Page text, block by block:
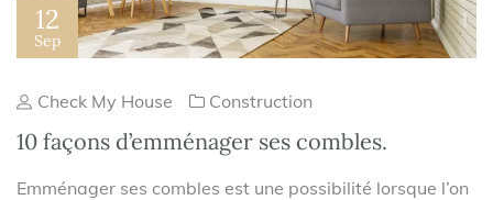
12
Sep
Check My House Construction
10 façons d’emménager ses combles.
Emménager ses combles est une possibilité lorsque l’on